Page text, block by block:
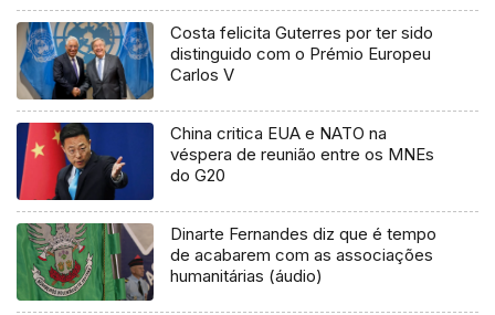
Costa felicita Guterres por ter sido
distinguido com o Prémio Europeu
Carlos V
China critica EUA e NATO na
véspera de reunião entre os MNEs
do G20
Dinarte Fernandes diz que é tempo
de acabarem com as associações
humanitárias (áudio)